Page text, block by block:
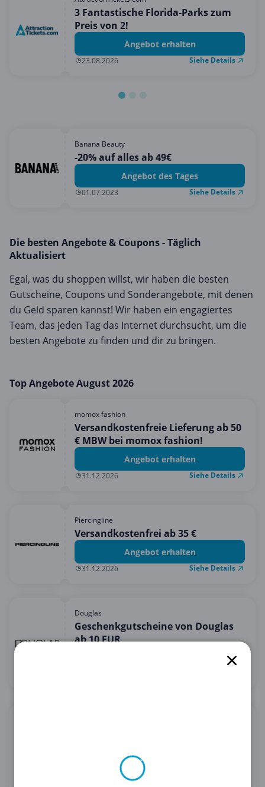
Mobilfunk & Internet
Mode & Accessoires
3 Fantastische Florida-Parks zum
Preis von 2!
Angebot erhalten
23.08.2026 Siehe Details
Banana Beauty
-20% auf alles ab 49€
Angebot des Tages
01.07.2023 Siehe Details
Die besten Angebote & Coupons - Täglich
Aktualisiert
Egal, was du shoppen willst, wir haben die besten
Gutscheine, Coupons und Sonderangebote, mit denen
du Geld sparen kannst! Wir haben ein engagiertes
Team, das jeden Tag das Internet durchsucht, um die
besten Angebote zu finden und dir zu bringen.
Top Angebote August 2026
momox fashion
Versandkostenfreie Lieferung ab 50
€ MBW bei momox fashion!
Angebot erhalten
31.12.2026 Siehe Details
Piercingline
Versandkostenfrei ab 35 €
Angebot erhalten
31.12.2026 Siehe Details
Douglas
Geschenkgutscheine von Douglas
ab 10 EUR
5 % Rabatt erhalten